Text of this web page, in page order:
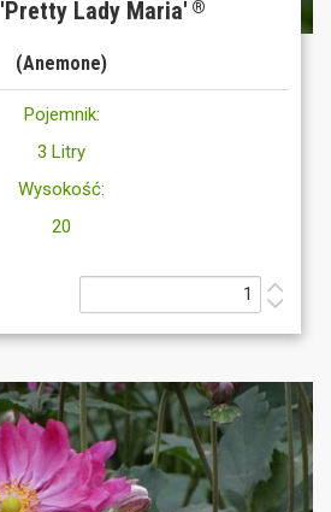
Lady Maria' ®
(Anemone)
Pojemnik:
3 Litry
Wysokość:
20